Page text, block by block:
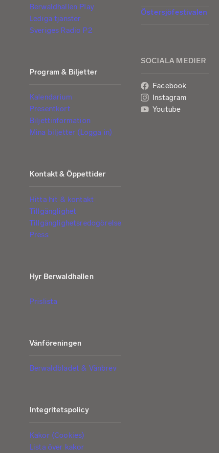
Berwaldhallen Play
Lediga tjänster
Sveriges Radio P2
Program & Biljetter
Kalendarium
Presentkort
Biljettinformation
Mina biljetter (Logga in)
Kontakt & Öppettider
Hitta hit & kontakt
Tillgänglighet
Tillgänglighetsredogörelse
Press
Hyr Berwaldhallen
Prislista
Vänföreningen
Berwaldbladet & Vänbrev
Integritetspolicy
Kakor (Cookies)
Lista över kakor
Östersjöfestivalen
SOCIALA MEDIER
Facebook
Instagram
Youtube